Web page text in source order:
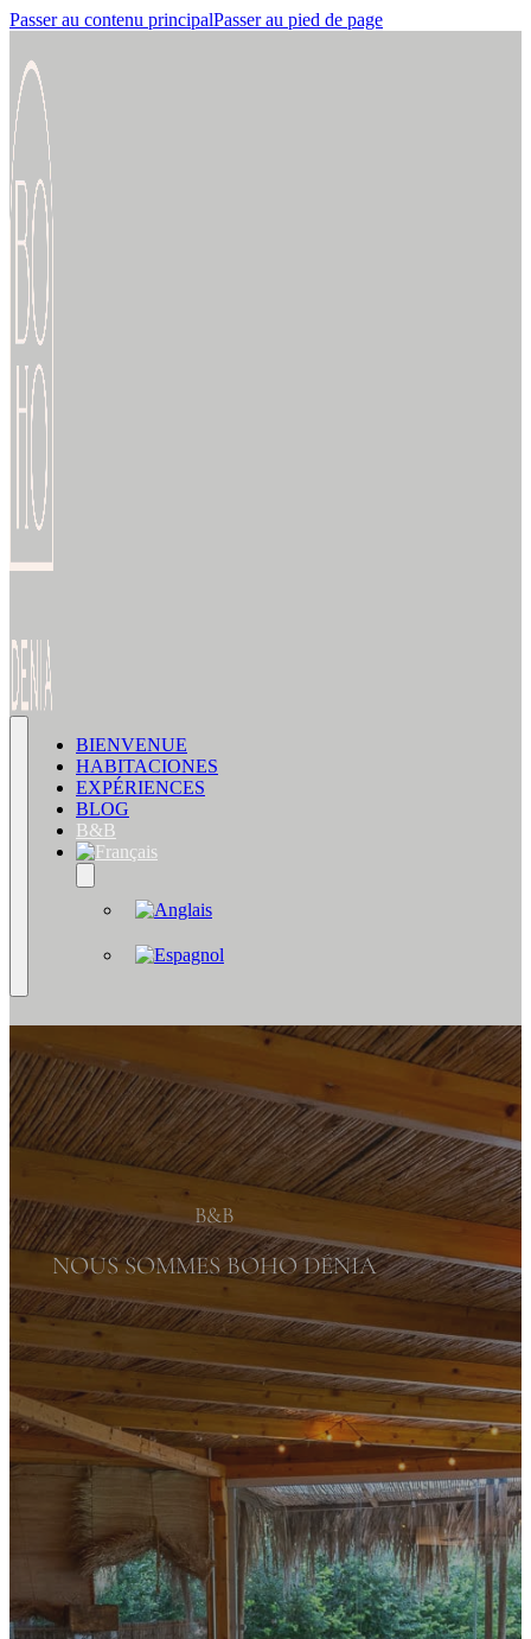
Passer au contenu principalPasser au pied de page
BIENVENUE
HABITACIONES
EXPÉRIENCES
BLOG
B&B
B&B
NOUS SOMMES BOHO DÉNIA